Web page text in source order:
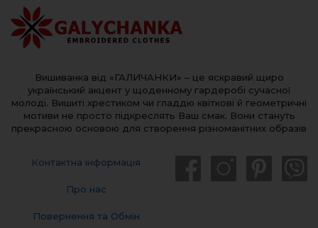
Вишиванка від «ГАЛИЧАНКИ» – це яскравий щиро
український акцент у щоденному гардеробі сучасної
молоді. Вишиті хрестиком чи гладдю квіткові й геометричні
мотиви не просто підкреслять Ваш смак. Вони стануть
прекрасною основою для створення різноманітних образів
Контактна інформація
Про нас
Повернення та Обмін